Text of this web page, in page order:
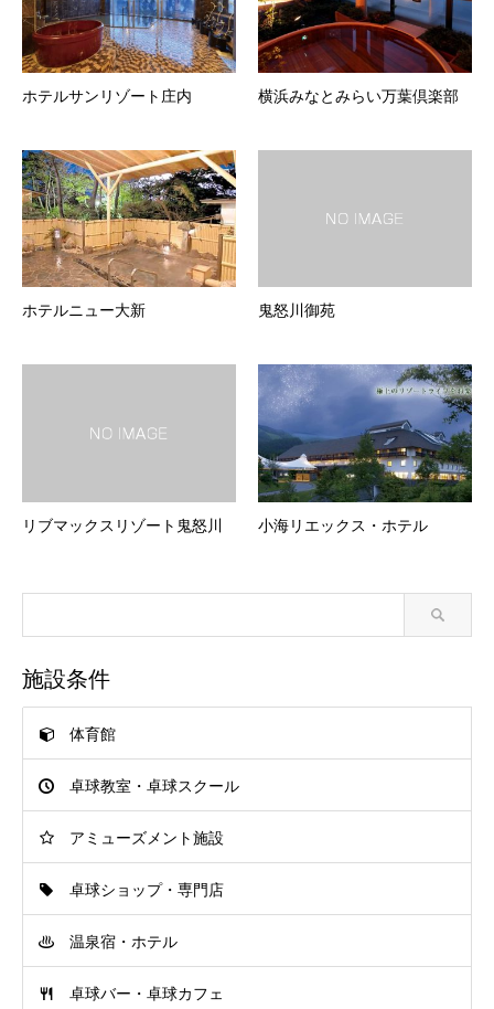
ホテルサンリゾート庄内 横浜みなとみらい万葉倶楽部
ホテルニュー大新 鬼怒川御苑
リブマックスリゾート鬼怒川 小海リエックス・ホテル
施設条件
体育館
卓球教室・卓球スクール
アミューズメント施設
卓球ショップ・専門店
温泉宿・ホテル
卓球バー・卓球カフェ